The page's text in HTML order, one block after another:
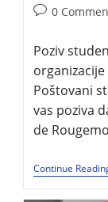
0
Poziv
organizacije
Poštovani
vas poziva
de
Continue